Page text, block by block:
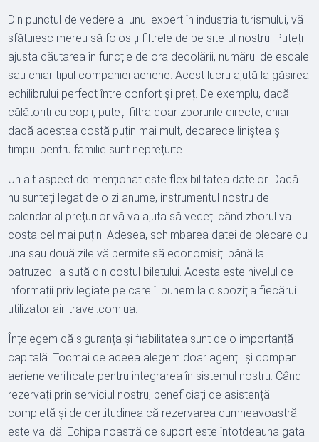
Din punctul de vedere al unui expert în industria turismului, vă
sfătuiesc mereu să folosiți filtrele de pe site-ul nostru. Puteți
ajusta căutarea în funcție de ora decolării, numărul de escale
sau chiar tipul companiei aeriene. Acest lucru ajută la găsirea
echilibrului perfect între confort și preț. De exemplu, dacă
călătoriți cu copii, puteți filtra doar zborurile directe, chiar
dacă acestea costă puțin mai mult, deoarece liniștea și
timpul pentru familie sunt neprețuite.
Un alt aspect de menționat este flexibilitatea datelor. Dacă
nu sunteți legat de o zi anume, instrumentul nostru de
calendar al prețurilor vă va ajuta să vedeți când zborul va
costa cel mai puțin. Adesea, schimbarea datei de plecare cu
una sau două zile vă permite să economisiți până la
patruzeci la sută din costul biletului. Acesta este nivelul de
informații privilegiate pe care îl punem la dispoziția fiecărui
utilizator air-travel.com.ua.
Înțelegem că siguranța și fiabilitatea sunt de o importanță
capitală. Tocmai de aceea alegem doar agenții și companii
aeriene verificate pentru integrarea în sistemul nostru. Când
rezervați prin serviciul nostru, beneficiați de asistență
completă și de certitudinea că rezervarea dumneavoastră
este validă. Echipa noastră de suport este întotdeauna gata